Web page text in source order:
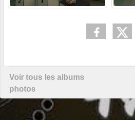
Voir tous les albums
photos